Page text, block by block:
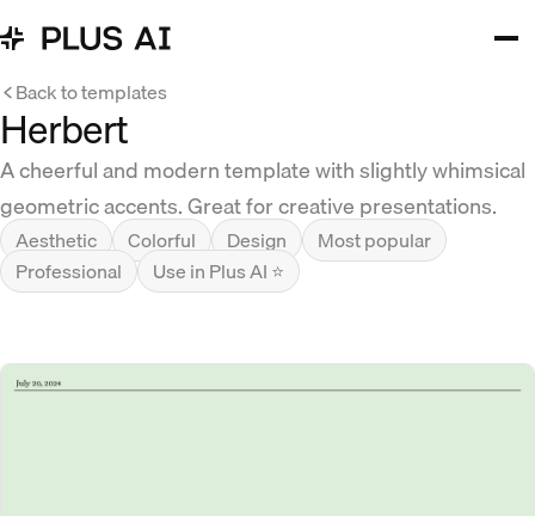
Back to templates
Herbert
A cheerful and modern template with slightly whimsical
geometric accents. Great for creative presentations.
Aesthetic Colorful Design
Most popular
Professional
Use in Plus AI ⭐